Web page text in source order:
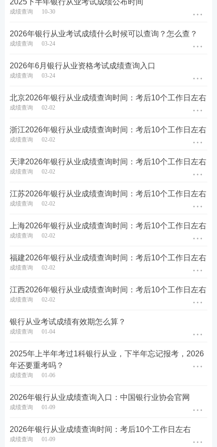
2026年银行从业考试新手报考指南
备考刷题：233网校APP可免费刷银行从业章节习题、
历年真题、模拟试题、每日一练、模考大赛、答题闯
关，通过刷题，加深巩固，掌握要点，查漏补缺，稳
步提升！【进入下载APP刷题
2025下半年银行从业考试成绩公布时间
成绩查询 10-30
2026年银行从业考试成绩什么时候可以查询？怎么查？
成绩查询 03-24
2026年6月银行从业资格考试成绩查询入口
成绩查询 03-24
北京​2026年银行从业成绩查询时间：考后10个工作日左右
成绩查询 02-02
浙江​2026年银行从业成绩查询时间：考后10个工作日左右
成绩查询 02-02
天津​2026年银行从业成绩查询时间：考后10个工作日左右
成绩查询 02-02
江苏​2026年银行从业成绩查询时间：考后10个工作日左右
成绩查询 02-02
上海​2026年银行从业成绩查询时间：考后10个工作日左右
成绩查询 02-02
福建​2026年银行从业成绩查询时间：考后10个工作日左右
成绩查询 02-02
江西​2026年银行从业成绩查询时间：考后10个工作日左右
成绩查询 02-02
银行从业考试成绩有效期怎么算？
成绩查询 01-04
2025年上半年考过1科银行从业，下半年忘记报考，2026
年还要重考吗？
成绩查询 01-06
2026年银行从业成绩查询入口：中国银行业协会官网
成绩查询 01-09
2026年银行从业成绩查询时间：考后10个工作日左右
成绩查询 01-09